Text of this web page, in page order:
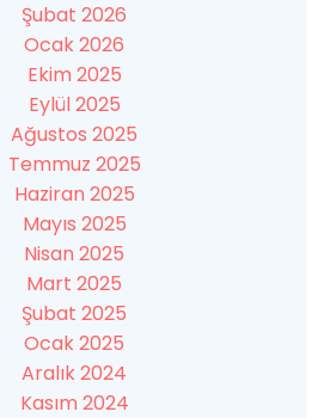
Şubat 2026
Ocak 2026
Ekim 2025
Eylül 2025
Ağustos 2025
Temmuz 2025
Haziran 2025
Mayıs 2025
Nisan 2025
Mart 2025
Şubat 2025
Ocak 2025
Aralık 2024
Kasım 2024